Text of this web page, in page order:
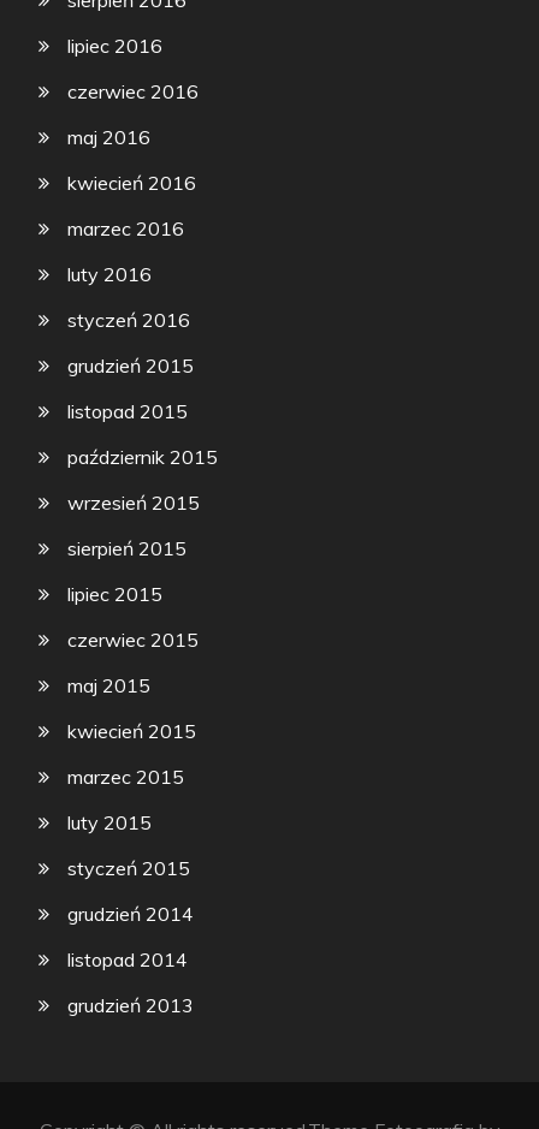
lipiec 2016
czerwiec 2016
maj 2016
kwiecień 2016
marzec 2016
luty 2016
styczeń 2016
grudzień 2015
listopad 2015
październik 2015
wrzesień 2015
sierpień 2015
lipiec 2015
czerwiec 2015
maj 2015
kwiecień 2015
marzec 2015
luty 2015
styczeń 2015
grudzień 2014
listopad 2014
grudzień 2013